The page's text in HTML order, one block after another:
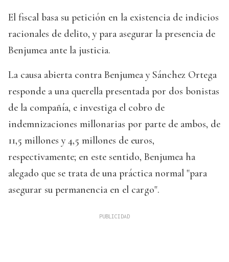
El fiscal basa su petición en la existencia de indicios
racionales de delito, y para asegurar la presencia de
Benjumea ante la justicia.
La causa abierta contra Benjumea y Sánchez Ortega
responde a una querella presentada por dos bonistas
de la compañía, e investiga el cobro de
indemnizaciones millonarias por parte de ambos, de
11,5 millones y 4,5 millones de euros,
respectivamente; en este sentido, Benjumea ha
alegado que se trata de una práctica normal "para
asegurar su permanencia en el cargo".